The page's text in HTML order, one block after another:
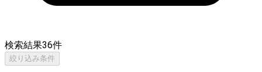
検索結果36件
絞り込み条件